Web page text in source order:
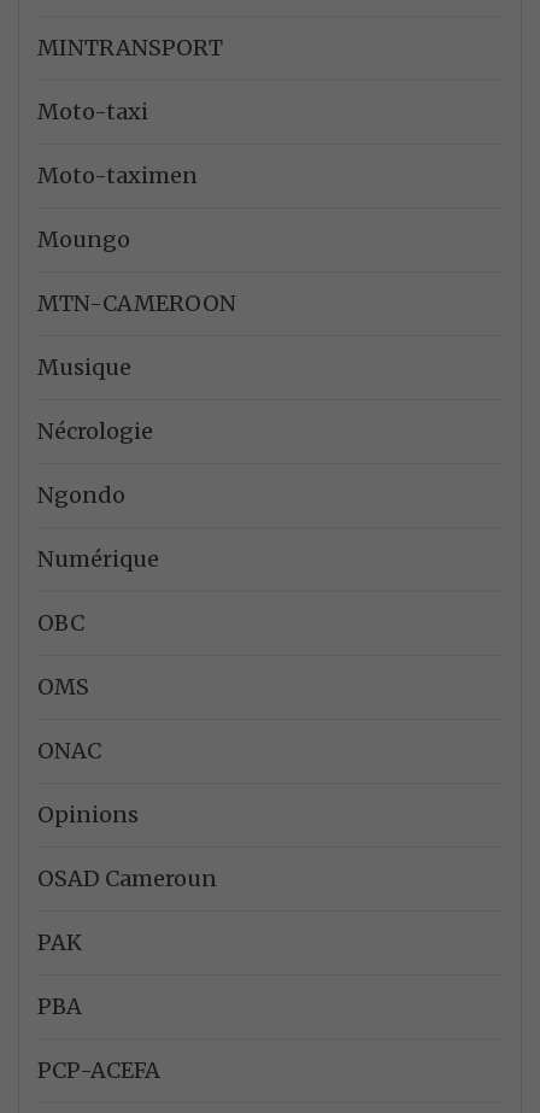
MINTRANSPORT
Moto-taxi
Moto-taximen
Moungo
MTN-CAMEROON
Musique
Nécrologie
Ngondo
Numérique
OBC
OMS
ONAC
Opinions
OSAD Cameroun
PAK
PBA
PCP-ACEFA